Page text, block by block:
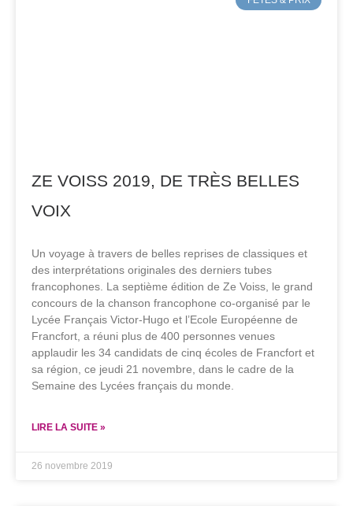
ZE VOISS 2019, DE TRÈS BELLES
VOIX
Un voyage à travers de belles reprises de classiques et
des interprétations originales des derniers tubes
francophones. La septième édition de Ze Voiss, le grand
concours de la chanson francophone co-organisé par le
Lycée Français Victor-Hugo et l’Ecole Européenne de
Francfort, a réuni plus de 400 personnes venues
applaudir les 34 candidats de cinq écoles de Francfort et
sa région, ce jeudi 21 novembre, dans le cadre de la
Semaine des Lycées français du monde.
LIRE LA SUITE »
26 novembre 2019